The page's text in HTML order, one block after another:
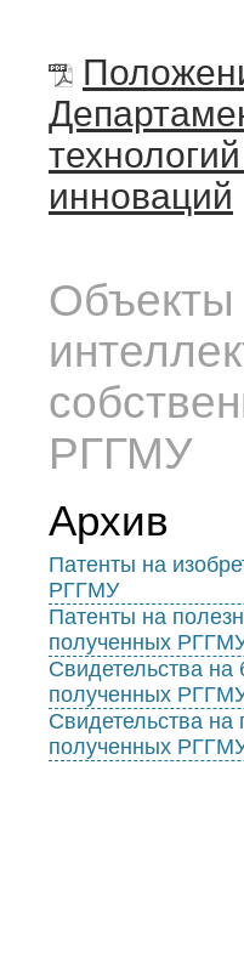
инноваций
Объекты
РГГМУ
Архив
Патенты на
РГГМУ
Патенты на
полученных
Свидетельства
полученных
Свидетельства
полученных